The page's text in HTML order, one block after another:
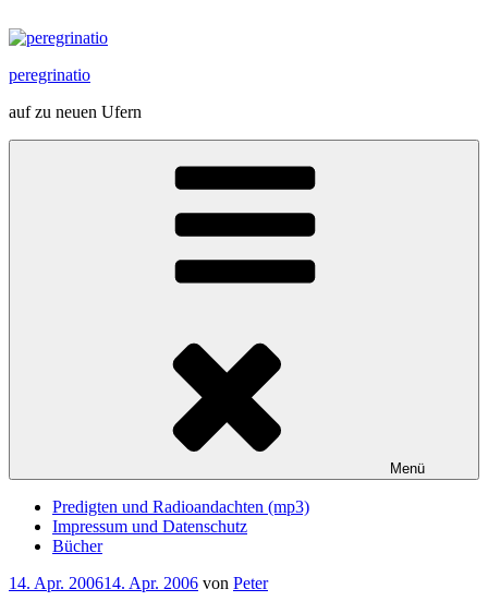
Inhalt
peregrinatio
auf zu neuen Ufern
Menü
Predigten und Radioandachten (mp3)
Impressum und Datenschutz
Bücher
Veröffentlicht
14. Apr. 200614. Apr. 2006 von Peter